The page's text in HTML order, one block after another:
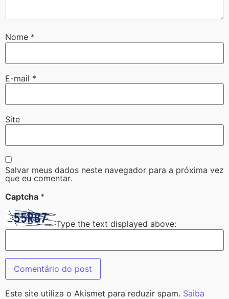
Nome *
E-mail *
Site
Salvar meus dados neste navegador para a próxima vez
que eu comentar.
Captcha *
Type the text displayed above:
Este site utiliza o Akismet para reduzir spam. Saiba